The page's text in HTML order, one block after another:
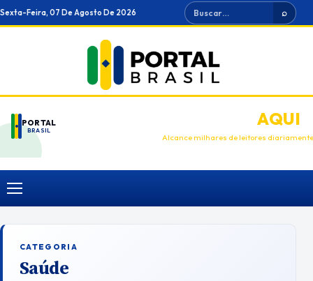
Ir
para
Sexta-Feira, 07 De Agosto De 2026 Buscar ⌕
PORTAL
BRASIL
ANUNCIEAQUI
Alcance milhares de leitores diariamente
Menu
CATEGORIA
Saúde